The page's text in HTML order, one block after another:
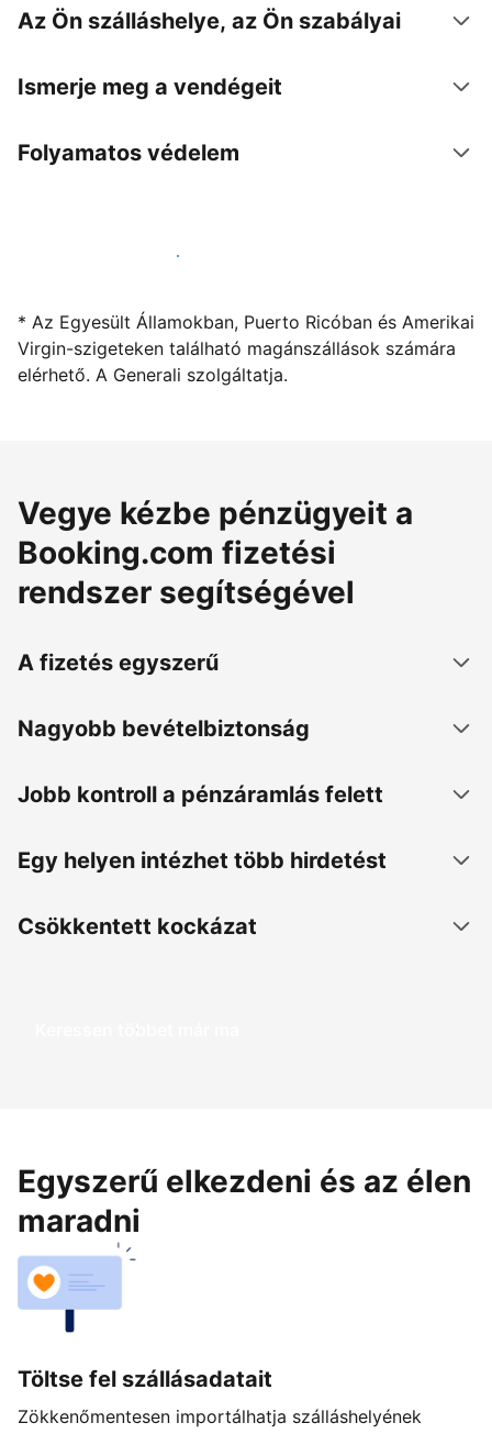
Az Ön szálláshelye, az Ön szabályai
Ismerje meg a vendégeit
Folyamatos védelem
Kínáljon szállást a segítségünkkel
* Az Egyesült Államokban, Puerto Ricóban és Amerikai
Virgin-szigeteken található magánszállások számára
elérhető. A Generali szolgáltatja.
Vegye kézbe pénzügyeit a
Booking.com fizetési
rendszer segítségével
A fizetés egyszerű
Nagyobb bevételbiztonság
Jobb kontroll a pénzáramlás felett
Egy helyen intézhet több hirdetést
Csökkentett kockázat
Keressen többet már ma
Egyszerű elkezdeni és az élen
maradni
Töltse fel szállásadatait
Zökkenőmentesen importálhatja szálláshelyének